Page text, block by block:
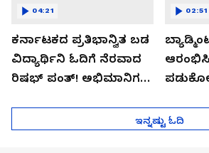
ಕರ್ನಾಟಕದ ಪ್ರತಿಭಾನ್ವಿತ ಬಡ
ವಿದ್ಯಾರ್ಥಿನಿ ಓದಿಗೆ ನೆರವಾದ
ರಿಷಭ್ ಪಂತ್! ಅಭಿಮಾನಿಗಳ
04:21 02:51
ಇನ್ನಷ್ಟು ಓದಿ